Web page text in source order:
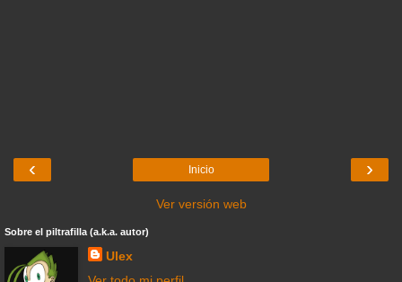
‹ ›
Inicio
Ver versión web
Sobre el piltrafilla (a.k.a. autor)
Ulex